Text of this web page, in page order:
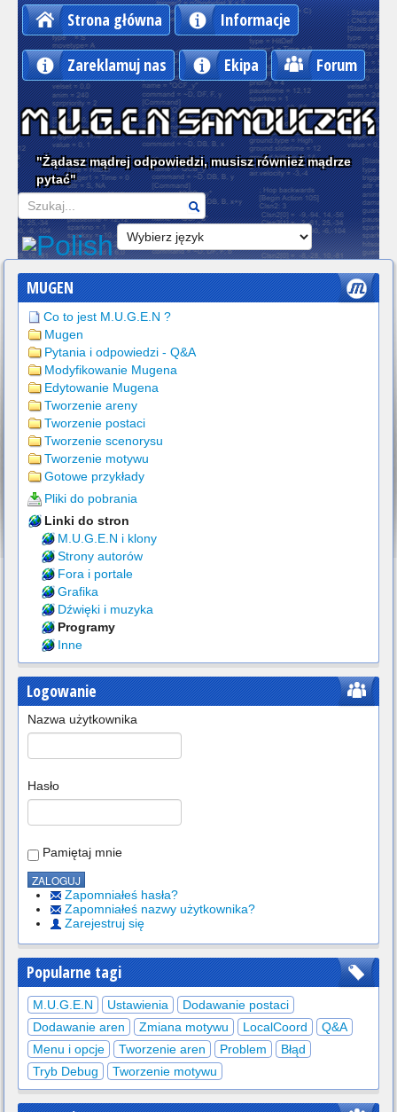
Strona główna Informacje
Zareklamuj nas Ekipa Forum
"Żądasz mądrej odpowiedzi, musisz również mądrze
pytać"
Szukaj
MUGEN
Co to jest M.U.G.E.N ?
Mugen
Pytania i odpowiedzi - Q&A
Modyfikowanie Mugena
Edytowanie Mugena
Tworzenie areny
Tworzenie postaci
Tworzenie scenorysu
Tworzenie motywu
Gotowe przykłady
Pliki do pobrania
Linki do stron
M.U.G.E.N i klony
Strony autorów
Fora i portale
Grafika
Dźwięki i muzyka
Programy
Inne
Logowanie
Nazwa użytkownika
Hasło
Pamiętaj mnie
Zapomniałeś hasła?
Zapomniałeś nazwy użytkownika?
Zarejestruj się
Popularne tagi
M.U.G.E.N Ustawienia
Dodawanie postaci
Dodawanie aren
Zmiana motywu LocalCoord
Q&A
Menu i opcje
Tworzenie aren Problem
Błąd
Tryb Debug
Tworzenie motywu